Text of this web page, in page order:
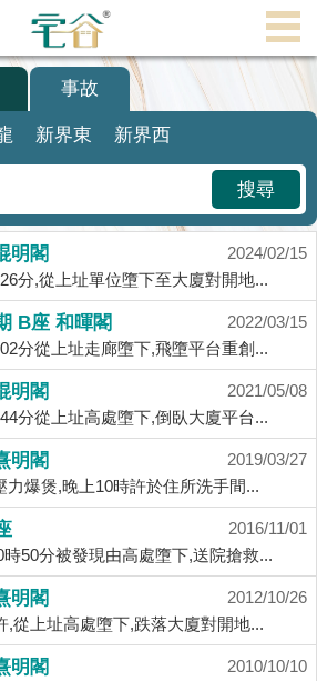
理
事故
新界東 新界西
搜尋
明閣
2024/02/15
分,從上址單位墮下至大廈對開地...
B座 和暉閣
2022/03/15
分從上址走廊墮下,飛墮平台重創...
明閣
2021/05/08
分從上址高處墮下,倒臥大廈平台...
明閣
2019/03/27
力爆煲,晚上10時許於住所洗手間...
2016/11/01
50分被發現由高處墮下,送院搶救...
明閣
2012/10/26
,從上址高處墮下,跌落大廈對開地...
明閣
2010/10/10